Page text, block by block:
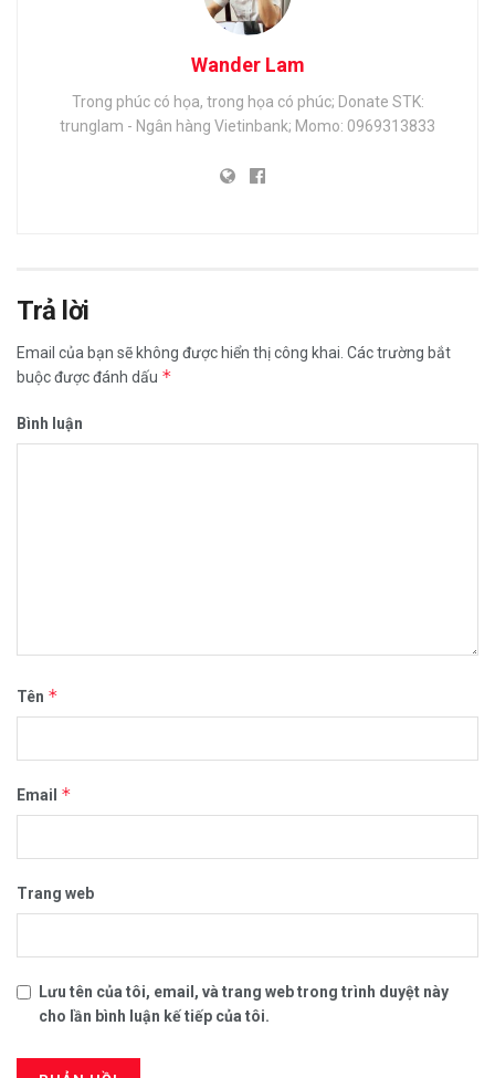
Wander Lam
Trong phúc có họa, trong họa có phúc; Donate STK:
trunglam - Ngân hàng Vietinbank; Momo: 0969313833
Trả lời
Email của bạn sẽ không được hiển thị công khai. Các trường bắt
buộc được đánh dấu *
Bình luận
Tên *
Email *
Trang web
Lưu tên của tôi, email, và trang web trong trình duyệt này
cho lần bình luận kế tiếp của tôi.